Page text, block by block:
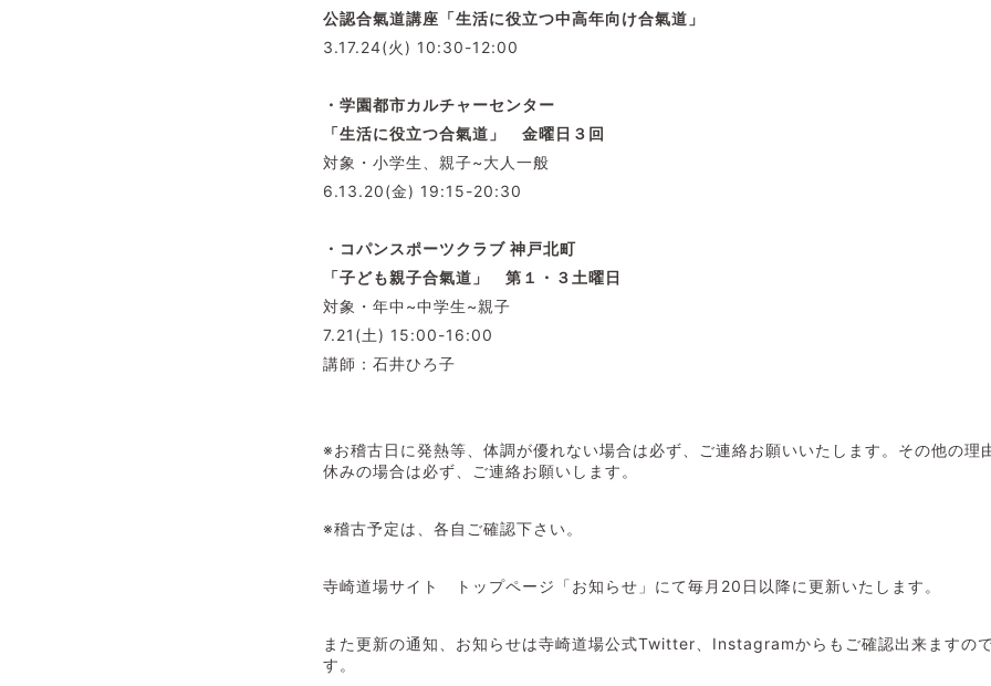
公認合氣道講座「生活に役立つ中高年向け合氣道」
3.17.24(火) 10:30-12:00
・学園都市カルチャーセンター
「生活に役立つ合氣道」 金曜日３ 回
対象・小学生、親子~大人一般
6.13.20(金) 19:15-20:30
・コパンスポーツクラブ 神戸北町
「子ども親子合氣道」 第１・３土曜日
対象・年中~中学生~親子
7.21(土) 15:00-16:00
講師：石井ひろ子
※お稽古日に発熱等、体調が優れない場合は必ず、ご連絡お願いいたします。その他の理
休みの場合は必ず、ご連絡お願いします。
※稽古予定は、各自ご確認下さい。
寺崎道場サイト トップページ「お知らせ」にて毎月20日以降に更新いたします。
また更新の通知、お知らせは寺崎道場公式Twitter、Instagramからもご確認出来ますの
す。